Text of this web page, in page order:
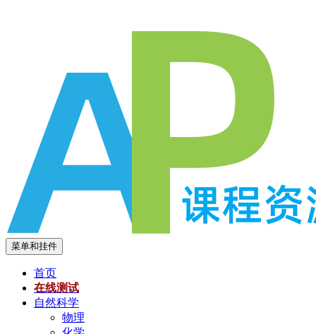
菜单和挂件
首页
在线测试
自然科学
物理